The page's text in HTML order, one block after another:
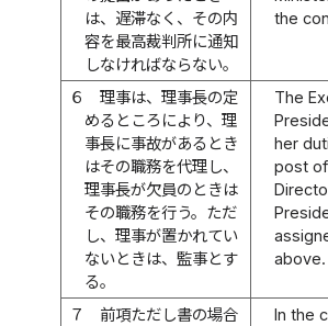
は、遅滞なく、その内
容を最高裁判所に通知
しなければならない。
the
６
理事は、理事長の定
めるところにより、理
事長に事故があるとき
はその職務を代理し、
理事長が欠員のときは
その職務を行う。ただ
し、理事が置かれてい
ないときは、監事とす
る。
The
her
post
above.
７
前項ただし書の場合
In the